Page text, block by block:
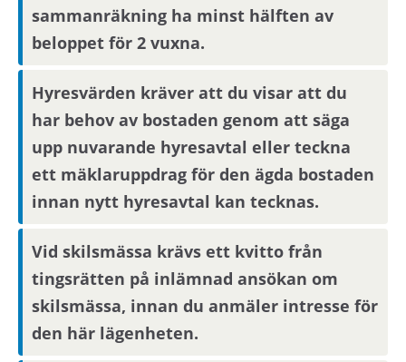
Visningsinformation
bostad kommer du att bli inbjuden till visning
eller få ny kompletterande information i form av
bilder/video eller rangordning.
Visningsinbjudan kommer att synas på Mina
sidor samt skickas på mejl om du har fyllt i en
aktuell mejladress. Om du har skyddade
personuppgifter får du endast visningsinbjudan
via Mina sidor.
Boendereferenser
sammanräkning ha minst hälften av
beloppet för 2 vuxna.
Hyresvärden kräver att du visar att du
har behov av bostaden genom att säga
upp nuvarande hyresavtal eller teckna
ett mäklaruppdrag för den ägda bostaden
innan nytt hyresavtal kan tecknas.
Vid skilsmässa krävs ett kvitto från
tingsrätten på inlämnad ansökan om
skilsmässa, innan du anmäler intresse för
den här lägenheten.